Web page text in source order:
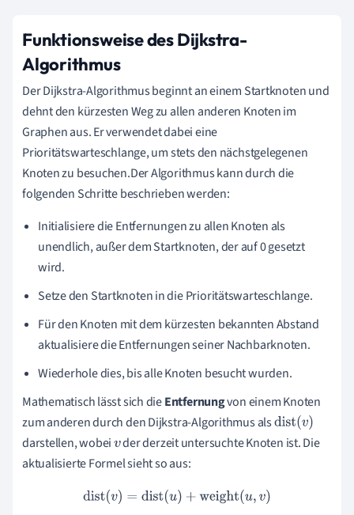
Funktionsweise des Dijkstra-
Algorithmus
Der Dijkstra-Algorithmus beginnt an einem Startknoten und
dehnt den kürzesten Weg zu allen anderen Knoten im
Graphen aus. Er verwendet dabei eine
Prioritätswarteschlange, um stets den nächstgelegenen
Knoten zu besuchen.Der Algorithmus kann durch die
folgenden Schritte beschrieben werden:
Initialisiere die Entfernungen zu allen Knoten als
unendlich, außer dem Startknoten, der auf 0 gesetzt
wird.
Setze den Startknoten in die Prioritätswarteschlange.
Für den Knoten mit dem kürzesten bekannten Abstand
aktualisiere die Entfernungen seiner Nachbarknoten.
Wiederhole dies, bis alle Knoten besucht wurden.
Mathematisch lässt sich dieEntfernungvon einem Knoten
zum anderen durch den Dijkstra-Algorithmus alsdist(v)
darstellen, wobeivder derzeit untersuchte Knoten ist. Die
aktualisierte Formel sieht so aus:
dist(v =dist(u)+weight(u,v)